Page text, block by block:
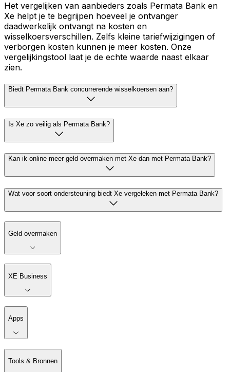
Het vergelijken van aanbieders zoals Permata Bank en
Xe helpt je te begrijpen hoeveel je ontvanger
daadwerkelijk ontvangt na kosten en
wisselkoersverschillen. Zelfs kleine tariefwijzigingen of
verborgen kosten kunnen je meer kosten. Onze
vergelijkingstool laat je de echte waarde naast elkaar
zien.
Biedt Permata Bank concurrerende wisselkoersen aan?
Is Xe zo veilig als Permata Bank?
Kan ik online meer geld overmaken met Xe dan met Permata Bank?
Wat voor soort ondersteuning biedt Xe vergeleken met Permata Bank?
Geld overmaken
XE Business
Apps
Tools & Bronnen